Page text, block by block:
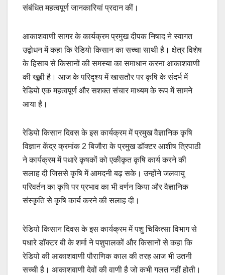
संबंधित महत्वपूर्ण जानकारियां प्रदान कीं।
आकाशवाणी सागर के कार्यक्रम प्रमुख दीपक निषाद ने स्वागत
उद्बोधन में कहा कि रेडियो किसान का सच्चा साथी है। क्षेत्र विशेष
के हिसाब से किसानों की समस्या का समाधान करना आकाशवाणी
की खूबी है। आज के परिदृश्य में खासतौर पर कृषि के संदर्भ में
रेडियो एक महत्वपूर्ण और सशक्त संचार माध्यम के रूप में सामने
आया है।
रेडियो किसान दिवस के इस कार्यक्रम में प्रमुख वैज्ञानिक कृषि
विज्ञान केंद्र क्रमांक 2 बिजौरा के प्रमुख डॉक्टर आशीष त्रिपाठी
ने कार्यक्रम में पधारे कृषकों को एकीकृत कृषि कार्य करने की
सलाह दी जिससे कृषि में आमदनी बढ़ सके। उन्होंने जलवायु
परिवर्तन का कृषि पर प्रभाव का भी वर्णन किया और वैज्ञानिक
संस्कृति से कृषि कार्य करने की सलाह दी।
रेडियो किसान दिवस के इस कार्यक्रम में पशु चिकित्सा विभाग से
पधारे डॉक्टर बी के शर्मा ने पशुपालकों और किसानों से कहा कि
रेडियो की आकाशवाणी पौराणिक काल की तरह आज भी उतनी
सच्ची है। आकाशवाणी देवों की वाणी है जो कभी गलत नहीं होती।